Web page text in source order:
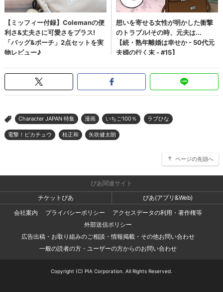
> Character JAPAN 特集 漫画 いちご100％ ラブひな
電撃！ピカチュウ 桂正和 矢吹健太朗
ページの先頭へ
ぴあ関連サイト
チケットぴあ
ぴあ(アプリ&Web)
会社案内
プライバシーポリシー
アクセスデータの利用・著作権等
外部送信ポリシー
広告出稿・お取り組みのご相談・情報掲載・その他お問い合わせ
一般の読者の方・ユーザーの方からのお問い合わせ
Copyright (C) PIA Corporation. All Rights Reserved.